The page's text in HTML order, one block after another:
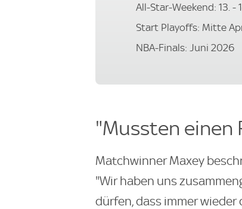
All-Star-Weekend: 13. -
Start Playoffs: Mitte
NBA-Finals: Juni 2026
"Mussten einen
Matchwinner Maxey
"Wir haben uns
dürfen, dass immer